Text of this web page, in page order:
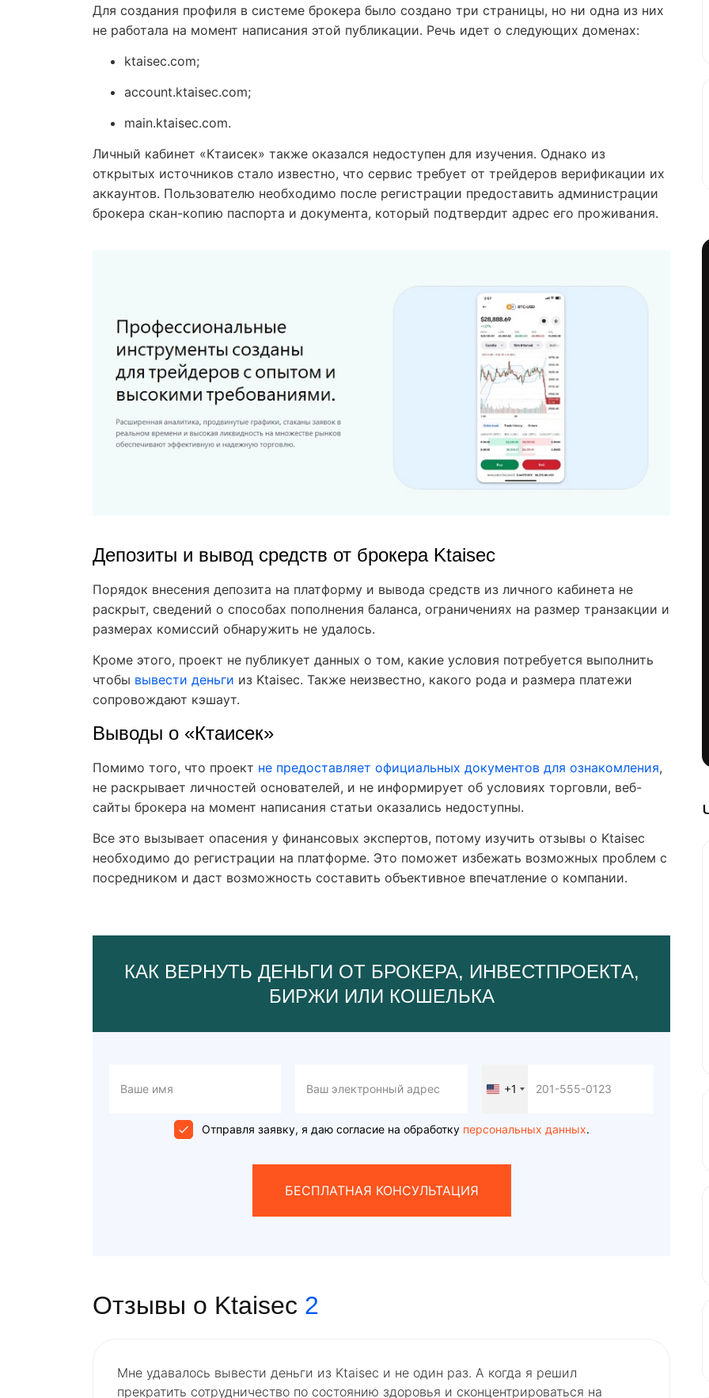
Для создания профиля в системе брокера было создано три страницы, но ни одна из них
не работала на момент написания этой публикации. Речь идет о следующих доменах:
ktaisec.com;
account.ktaisec.com;
main.ktaisec.com.
Личный кабинет «Ктаисек» также оказался недоступен для изучения. Однако из
открытых источников стало известно, что сервис требует от трейдеров верификации их
аккаунтов. Пользователю необходимо после регистрации предоставить администрации
брокера скан-копию паспорта и документа, который подтвердит адрес его проживания.
Депозиты и вывод средств от брокера Ktaisec
Порядок внесения депозита на платформу и вывода средств из личного кабинета не
раскрыт, сведений о способах пополнения баланса, ограничениях на размер транзакции и
размерах комиссий обнаружить не удалось.
Кроме этого, проект не публикует данных о том, какие условия потребуется выполнить
чтобы вывести деньги из Ktaisec. Также неизвестно, какого рода и размера платежи
сопровождают кэшаут.
Выводы о «Ктаисек»
Помимо того, что проект не предоставляет официальных документов для ознакомления,
не раскрывает личностей основателей, и не информирует об условиях торговли, веб-
сайты брокера на момент написания статьи оказались недоступны.
Все это вызывает опасения у финансовых экспертов, потому изучить отзывы о Ktaisec
необходимо до регистрации на платформе. Это поможет избежать возможных проблем с
посредником и даст возможность составить объективное впечатление о компании.
КАК ВЕРНУТЬ ДЕНЬГИ ОТ БРОКЕРА, ИНВЕСТПРОЕКТА,
БИРЖИ ИЛИ КОШЕЛЬКА
United
+1
+1
Отправля заявку, я даю согласие на обработкуперсональных данных.
БЕСПЛАТНАЯ КОНСУЛЬТАЦИЯ
Отзывы о Ktaisec 2
Мне удавалось вывести деньги из Ktaisec и не один раз. А когда я решил
прекратить сотрудничество по состоянию здоровья и сконцентрироваться на